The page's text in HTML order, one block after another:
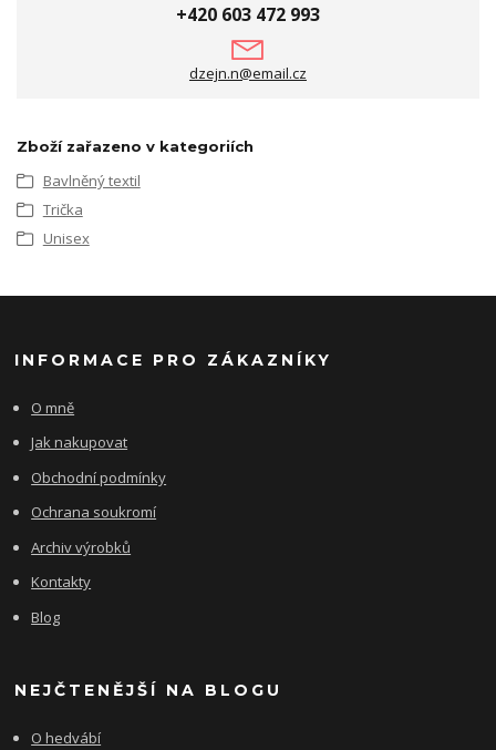
+420 603 472 993
dzejn.n@email.cz
Zboží zařazeno v kategoriích
Bavlněný textil
Trička
Unisex
INFORMACE PRO ZÁKAZNÍKY
O mně
Jak nakupovat
Obchodní podmínky
Ochrana soukromí
Archiv výrobků
Kontakty
Blog
NEJČTENĚJŠÍ NA BLOGU
O hedvábí